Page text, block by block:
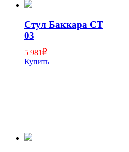
Стул Баккара СТ
03
5 981
Купить